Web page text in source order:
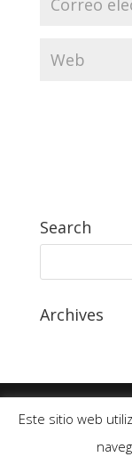
Search
Archives
Avda.
976 59 14 29 -
Este sitio web